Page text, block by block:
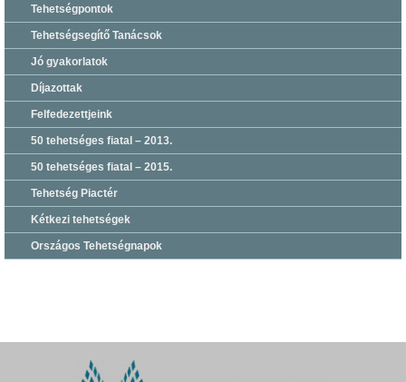
Tehetségpontok
Tehetségsegítő Tanácsok
Jó gyakorlatok
Díjazottak
Felfedezettjeink
50 tehetséges fiatal – 2013.
50 tehetséges fiatal – 2015.
Tehetség Piactér
Kétkezi tehetségek
Országos Tehetségnapok